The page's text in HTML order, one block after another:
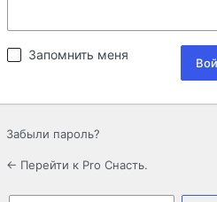
Запомнить меня
Забыли пароль?
← Перейти к Pro Снасть.